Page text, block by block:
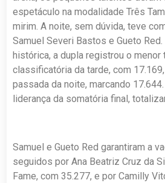
espetáculo na modalidade Três
mirim. A noite, sem dúvida, teve
Samuel Severi Bastos e Gueto Red.
histórica, a dupla registrou o menor
classificatória da tarde, com
passada da noite, marcando
liderança da somatória final,
Samuel e Gueto Red garantiram a
seguidos por Ana Beatriz Cruz da
Fame, com 35.277, e por Camilly